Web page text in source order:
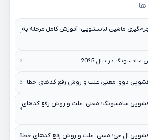
ماشین لباسشویی؛ آموزش کامل مرحله به
در سال 2025
دوو، معنی، علت و روش رفع کدهای خطا
سامسونگ؛ معنی، علت و روش رفع کدهای
ال جی؛ معنی، علت و روش رفع کدهای خطا